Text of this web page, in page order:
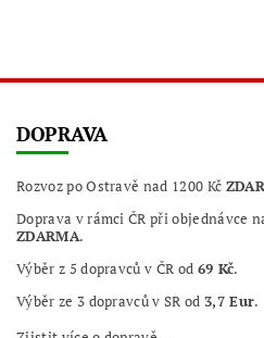
DOPRAVA
Rozvoz po Ostravě nad 1200 Kč
Doprava v rámci ČR při objednávce
ZDARMA.
Výběr z 5 dopravců v ČR od 69 Kč.
Výběr ze 3 dopravců v SR od 3,7 Eur.